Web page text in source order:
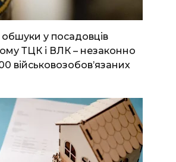
у посадовців
ТЦК і ВЛК – незаконно
військовозобов’язаних